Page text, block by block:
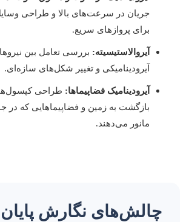
جریان در سرعت‌های بالا و طراحی
برای پروازهای سریع.
آیروالاستیسیته: بررسی تعامل بین
آیرودینامیکی و تغییر شکل‌های سازه‌ای.
آیرودینامیک فضاپیماها: طراحی
بازگشت به زمین و فضاپیماهایی که در
مانور می‌دهند.
چالش‌های نگارش پایان